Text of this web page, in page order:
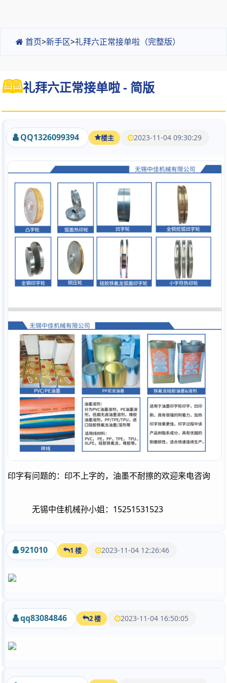
首页>新手区>礼拜六正常接单啦（完整版）
礼拜六正常接单啦 - 简版
QQ1326099394 楼主 2023-11-04 09:30:29
印字有问题的：印不上字的，油墨不耐擦的欢迎来电咨询
无锡中佳机械孙小姐：15251531523
921010 1 楼 2023-11-04 12:26:46
qq83084846 2 楼 2023-11-04 16:50:05